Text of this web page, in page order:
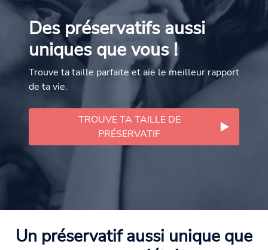
Des préservatifs aussi
uniques que vous !
Trouve ta taille parfaite et aie le meilleur rapport
de ta vie.
TROUVE TA TAILLE DE
PRÉSERVATIF
Un préservatif aussi unique que